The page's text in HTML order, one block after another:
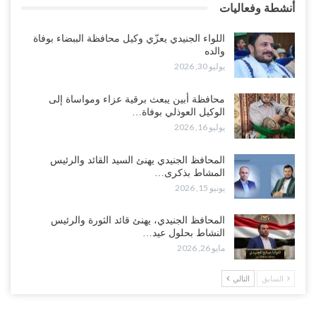
تعميد الشهادات يشعل غضباً واسعاً..!
أغسطس 5, 2026
ملفات المال والنفط..!
أغسطس 5, 2026
النفط تلتف حول أفريقيا وسفن تعلن: “لا توجد شحنة…
أغسطس 4, 2026
مليون برميل يشعل غضب حضرموت..!
أغسطس 4, 2026
مدير مكتب العليمي يقدم استقالته.. والخلافات تعصف بالرئاسي وصراع
أنشطة وفعاليات
اللواء الجنيدي يعزّي وكيل محافظة الببضاء بوفاة
والده
يوليو 30, 2026
محافظة أبين يبعث برقية عزاء ومواساة إلى
الوكيل العوذلي بوفاة…
يوليو 16, 2026
المحافظ الجنيدي يهنئ السيد القائد والرئيس
المشاط بذكرى…
يونيو 15, 2026
المحافظ الجنيدي، يهنئ قائد الثورة والرئيس
النشاط بحلول عيد…
مايو 26, 2026
السابق التالي